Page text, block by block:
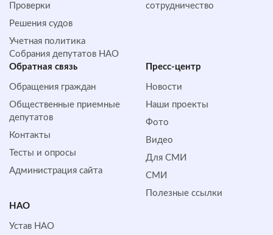
Проверки
Решения судов
Учетная политика
Собрания депутатов НАО
сотрудничество
Обратная cвязь
Обращения граждан
Общественные приемные
депутатов
Контакты
Тесты и опросы
Администрация сайта
Пресс-центр
Новости
Наши проекты
Фото
Видео
Для СМИ
СМИ
Полезные ссылки
НАО
Устав НАО